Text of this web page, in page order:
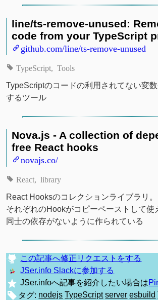
line/ts-remove-unused:
code from your TypeScript
github.com/line/ts-remove-unused
TypeScript Tools
TypeScriptのコードの利用されてない変
するツール
Nova.js - A collection of
free React hooks
novajs.co/
React library
React Hooksのコレクションライブラリ。
それぞれのHookがコピーペーストして使
同士の依存がないように作られている
この記事へ修正リクエストをする
JSer.info Slackに参加する
JSer.infoへ記事を紹介したい場合は
タグ: nodejs TypeScript server esbuild